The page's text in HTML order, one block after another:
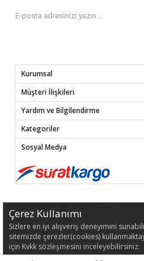
Kurumsal
Müşteri İlişkileri
Yardım ve Bilgilendirme
Kategoriler
Sosyal Medya
© 2022hafsamina.com-
Çerez Kullanımı
Sizlere en iyi alışveriş deneyimini
sitemizde çerezler(cookies)
için Kvkk sözleşmesini inceleyebilirsiniz.